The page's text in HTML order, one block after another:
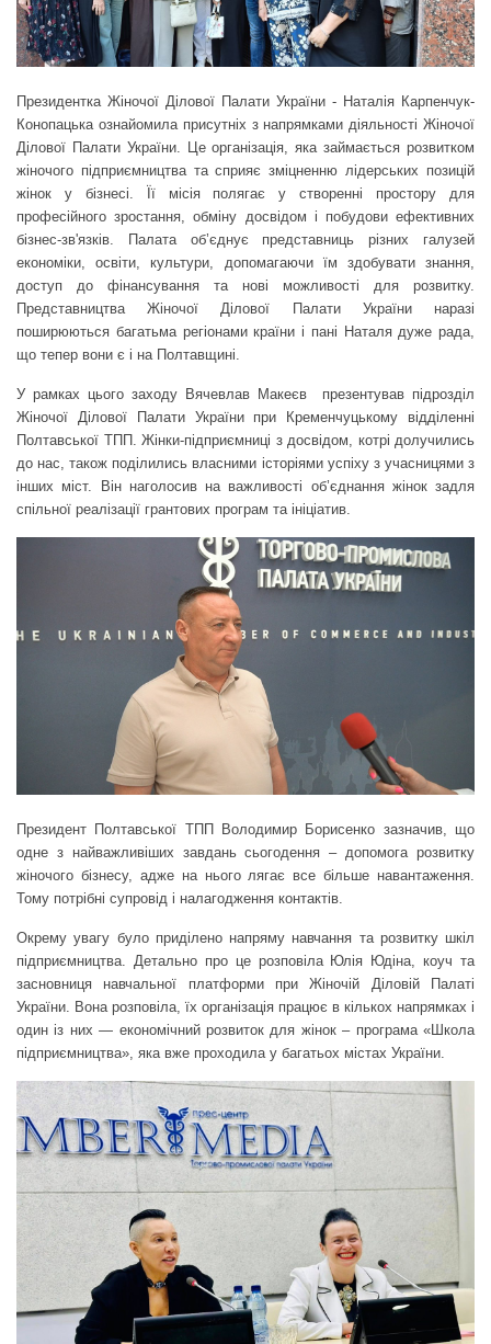
Президентка Жіночої Ділової Палати України - Наталія Карпенчук-
Конопацька ознайомила присутніх з напрямками діяльності Жіночої
Ділової Палати України. Це організація, яка займається розвитком
жіночого підприємництва та сприяє зміцненню лідерських позицій
жінок у бізнесі. Її місія полягає у створенні простору для
професійного зростання, обміну досвідом і побудови ефективних
бізнес-зв'язків. Палата об’єднує представниць різних галузей
економіки, освіти, культури, допомагаючи їм здобувати знання,
доступ до фінансування та нові можливості для розвитку.
Представництва Жіночої Ділової Палати України наразі
поширюються багатьма регіонами країни і пані Наталя дуже рада,
що тепер вони є і на Полтавщині.
У рамках цього заходу Вячевлав Макеєв презентував підрозділ
Жіночої Ділової Палати України при Кременчуцькому відділенні
Полтавської ТПП. Жінки-підприємниці з досвідом, котрі долучились
до нас, також поділились власними історіями успіху з учасницями з
інших міст. Він наголосив на важливості об’єднання жінок задля
спільної реалізації грантових програм та ініціатив.
Президент Полтавської ТПП Володимир Борисенко зазначив, що
одне з найважливіших завдань сьогодення – допомога розвитку
жіночого бізнесу, адже на нього лягає все більше навантаження.
Тому потрібні супровід і налагодження контактів.
Окрему увагу було приділено напряму навчання та розвитку шкіл
підприємництва. Детально про це розповіла Юлія Юдіна, коуч та
засновниця навчальної платформи при Жіночій Діловій Палаті
України. Вона розповіла, їх організація працює в кількох напрямках і
один із них — економічний розвиток для жінок – програма «Школа
підприємництва», яка вже проходила у багатьох містах України.